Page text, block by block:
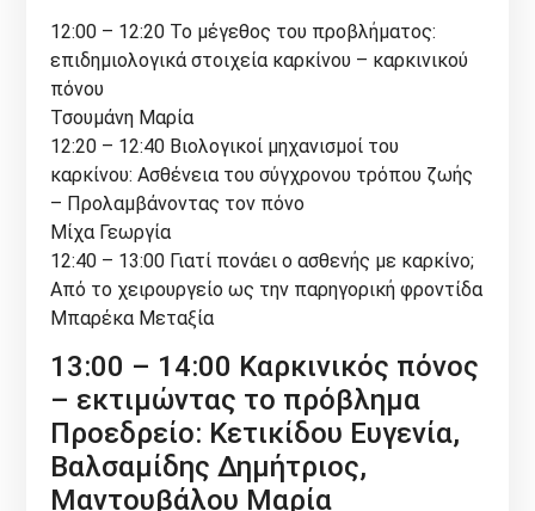
12:00 – 12:20 Το μέγεθος του προβλήματος:
επιδημιολογικά στοιχεία καρκίνου – καρκινικού
πόνου
Τσουμάνη Μαρία
12:20 – 12:40 Βιολογικοί μηχανισμοί του
καρκίνου: Ασθένεια του σύγχρονου τρόπου ζωής
– Προλαμβάνοντας τον πόνο
Μίχα Γεωργία
12:40 – 13:00 Γιατί πονάει ο ασθενής με καρκίνο;
Από το χειρουργείο ως την παρηγορική φροντίδα
Μπαρέκα Μεταξία
13:00 – 14:00 Καρκινικός πόνος
– εκτιμώντας το πρόβλημα
Προεδρείο: Κετικίδου Ευγενία,
Βαλσαμίδης Δημήτριος,
Μαντουβάλου Μαρία